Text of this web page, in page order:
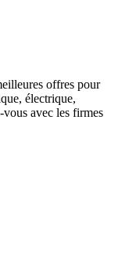
offres pour
électrique,
avec les firmes